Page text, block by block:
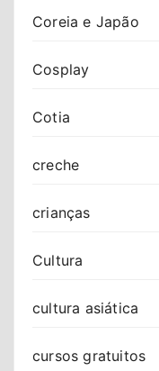
Coreia e Japão
Cosplay
Cotia
creche
crianças
Cultura
cultura asiática
cursos gratuitos